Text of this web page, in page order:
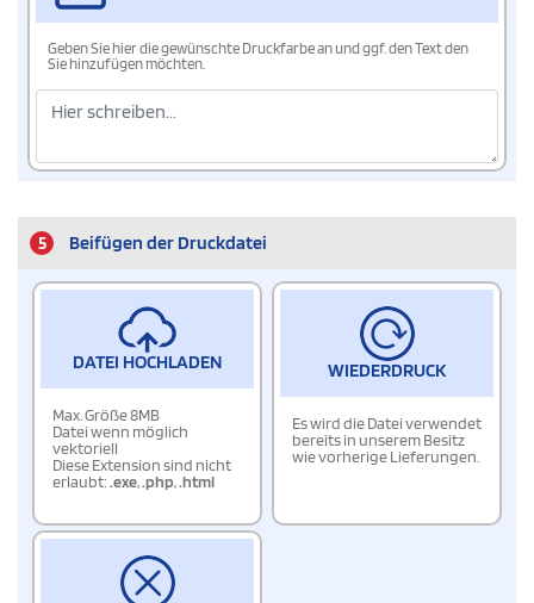
Geben Sie hier die gewünschte Druckfarbe an und ggf. den Text den
Sie hinzufügen möchten.
5 Beifügen der Druckdatei
DATEI HOCHLADEN
Max. Größe 8MB
Datei wenn möglich
vektoriell
Diese Extension sind nicht
erlaubt:.exe,.php,.html
WIEDERDRUCK
Es wird die Datei verwendet
bereits in unserem Besitz
wie vorherige Lieferungen.